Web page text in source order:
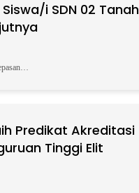
i SDN 02 Tanah
Predikat Akreditasi
Tinggi Elit